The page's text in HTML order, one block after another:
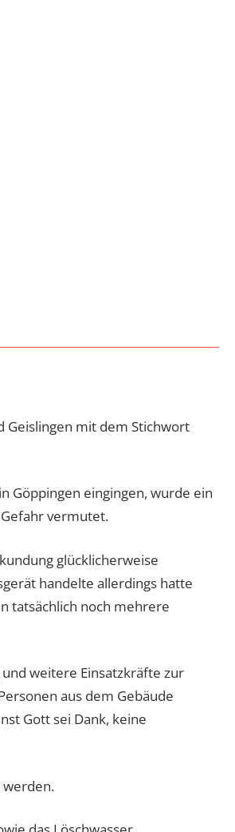
Geislingen mit dem Stichwort
Göppingen eingingen, wurde ein
vermutet.
glücklicherweise
handelte allerdings hatte
tatsächlich noch mehrere
weitere Einsatzkräfte zur
aus dem Gebäude
Gott sei Dank, keine